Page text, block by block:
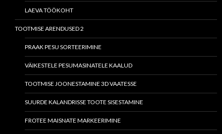
LAEVA TÖÖKOHT
TOOTMISE ARENDUSED 2
PRAAK PESU SORTEERIMINE
VÄIKESTELE PESUMASINATELE KAALUD
TOOTMISE JOONESTAMINE 3D VAATESSE
SUURDE KALANDRISSE TOOTE SISESTAMINE
FROTEE MAISNATE MARKEERIMINE